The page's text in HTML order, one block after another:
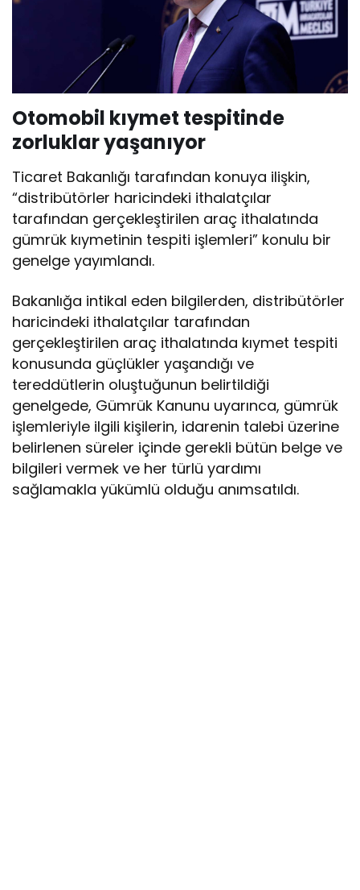
Otomobil kıymet tespitinde
zorluklar yaşanıyor
Ticaret Bakanlığı tarafından konuya ilişkin,
“distribütörler haricindeki ithalatçılar
tarafından gerçekleştirilen araç ithalatında
gümrük kıymetinin tespiti işlemleri” konulu bir
genelge yayımlandı.
Bakanlığa intikal eden bilgilerden, distribütörler
haricindeki ithalatçılar tarafından
gerçekleştirilen araç ithalatında kıymet tespiti
konusunda güçlükler yaşandığı ve
tereddütlerin oluştuğunun belirtildiği
genelgede, Gümrük Kanunu uyarınca, gümrük
işlemleriyle ilgili kişilerin, idarenin talebi üzerine
belirlenen süreler içinde gerekli bütün belge ve
bilgileri vermek ve her türlü yardımı
sağlamakla yükümlü olduğu anımsatıldı.